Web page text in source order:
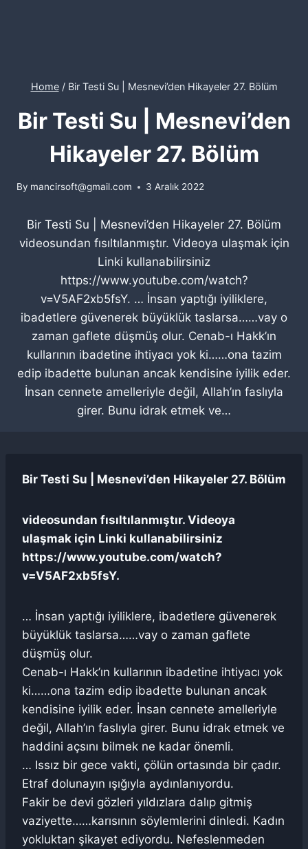
Home / Bir Testi Su | Mesnevi’den Hikayeler 27. Bölüm
Bir Testi Su | Mesnevi’den
Hikayeler 27. Bölüm
By mancirsoft@gmail.com 3 Aralık 2022
Bir Testi Su | Mesnevi’den Hikayeler 27. Bölüm
videosundan fısıltılanmıştır. Videoya ulaşmak için
Linki kullanabilirsiniz
https://www.youtube.com/watch?
v=V5AF2xb5fsY. … İnsan yaptığı iyiliklere,
ibadetlere güvenerek büyüklük taslarsa……vay o
zaman gaflete düşmüş olur. Cenab-ı Hakk’ın
kullarının ibadetine ihtiyacı yok ki……ona tazim
edip ibadette bulunan ancak kendisine iyilik eder.
İnsan cennete amelleriyle değil, Allah’ın faslıyla
girer. Bunu idrak etmek ve…
Bir Testi Su | Mesnevi’den Hikayeler 27. Bölüm
videosundan fısıltılanmıştır. Videoya
ulaşmak için Linki kullanabilirsiniz
https://www.youtube.com/watch?
v=V5AF2xb5fsY.
… İnsan yaptığı iyiliklere, ibadetlere güvenerek
büyüklük taslarsa……vay o zaman gaflete
düşmüş olur.
Cenab-ı Hakk’ın kullarının ibadetine ihtiyacı yok
ki……ona tazim edip ibadette bulunan ancak
kendisine iyilik eder. İnsan cennete amelleriyle
değil, Allah’ın faslıyla girer. Bunu idrak etmek ve
haddini açsını bilmek ne kadar önemli.
… Issız bir gece vakti, çölün ortasında bir çadır.
Etraf dolunayın ışığıyla aydınlanıyordu.
Fakir be devi gözleri yıldızlara dalıp gitmiş
vaziyette……karısının söylemlerini dinledi. Kadın
yokluktan şikayet ediyordu. Nefeslenmeden